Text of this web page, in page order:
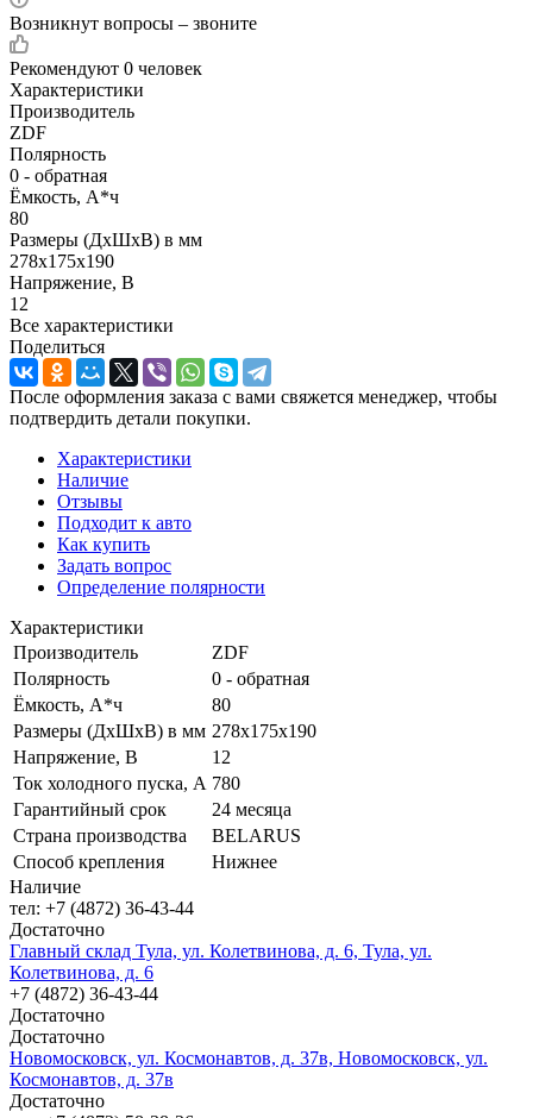
Возникнут вопросы – звоните
Рекомендуют 0 человек
Характеристики
Производитель
ZDF
Полярность
0 - обратная
Ёмкость, А*ч
80
Размеры (ДхШхВ) в мм
278х175х190
Напряжение, В
12
Все характеристики
Поделиться
После оформления заказа с вами свяжется менеджер, чтобы
подтвердить детали покупки.
Характеристики
Наличие
Отзывы
Подходит к авто
Как купить
Задать вопрос
Определение полярности
Характеристики
Производитель
ZDF
Полярность
0 - обратная
Ёмкость, А*ч
80
Размеры (ДхШхВ) в мм 278х175х190
Напряжение, В
12
Ток холодного пуска, А 780
Гарантийный срок
24 месяца
Страна производства
BELARUS
Способ крепления
Нижнее
Наличие
тел: +7 (4872) 36-43-44
Достаточно
Главный склад Тула, ул. Колетвинова, д. 6, Тула, ул.
Колетвинова, д. 6
+7 (4872) 36-43-44
Достаточно
Достаточно
Новомосковск, ул. Космонавтов, д. 37в, Новомосковск, ул.
Космонавтов, д. 37в
Достаточно